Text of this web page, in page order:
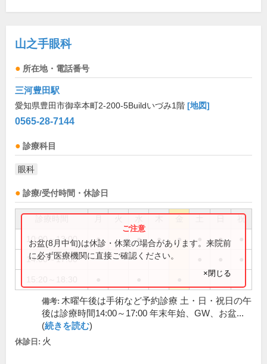
山之手眼科
所在地・電話番号
三河豊田駅
愛知県豊田市御幸本町2-200-5Buildいづみ1階 [地図]
0565-28-7144
診療科目
眼科
診療/受付時間・休診日
祝
10:00～13:00 ● ● ● ● ●
14:00～17:00
お盆(8月中旬)は休診・休業の場合があります。来院前
に必ず医療機関に直接ご確認ください。
×閉じる
備考: 木曜午後は手術など予約診療 土・日・祝日の午
後は診療時間14:00～17:00 年末年始、GW、お盆...
(続きを読む)
休診日: 火